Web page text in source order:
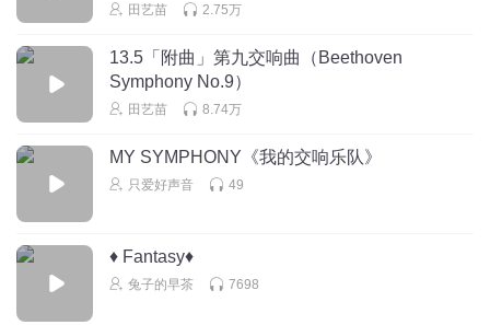
田艺苗 2.75万
13.5「附曲」第九交响曲（Beethoven
Symphony No.9）
田艺苗 8.74万
MY SYMPHONY《我的交响乐队》
只爱好声音 49
♦ Fantasy♦
兔子的早茶 7698